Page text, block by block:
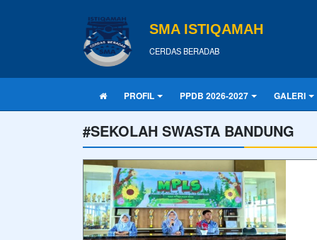
SMA ISTIQAMAH
CERDAS BERADAB
PROFIL PPDB 2026-2027 GALERI
#SEKOLAH SWASTA BANDUNG